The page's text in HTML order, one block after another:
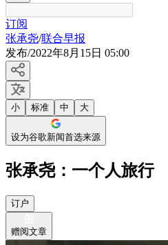
订阅
张承尧/联合早报
发布/2022年8月15日 05:00
小 标准 中 大
设为谷歌新闻首选来源
张承尧：一个人旅行
订户
赠阅文章